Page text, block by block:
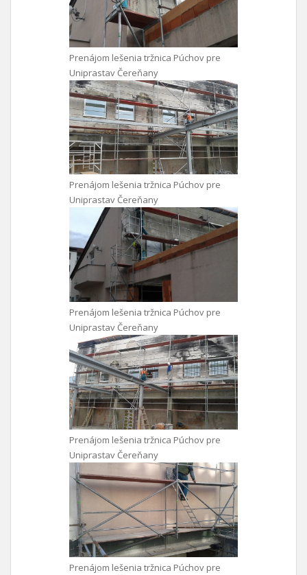
Prenájom lešenia tržnica Púchov pre
Uniprastav Čereňany
Prenájom lešenia tržnica Púchov pre
Uniprastav Čereňany
Prenájom lešenia tržnica Púchov pre
Uniprastav Čereňany
Prenájom lešenia tržnica Púchov pre
Uniprastav Čereňany
Prenájom lešenia tržnica Púchov pre